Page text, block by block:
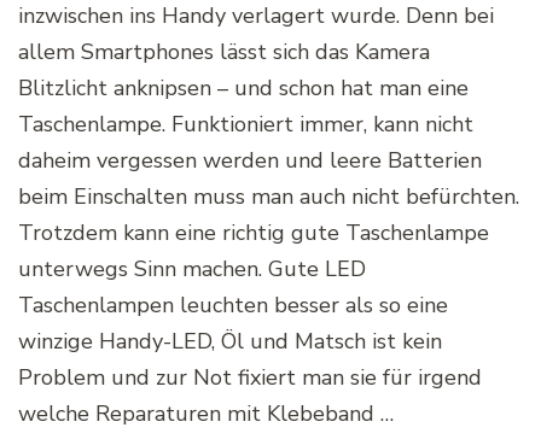
inzwischen ins Handy verlagert wurde. Denn bei
allem Smartphones lässt sich das Kamera
Blitzlicht anknipsen – und schon hat man eine
Taschenlampe. Funktioniert immer, kann nicht
daheim vergessen werden und leere Batterien
beim Einschalten muss man auch nicht befürchten.
Trotzdem kann eine richtig gute Taschenlampe
unterwegs Sinn machen. Gute LED
Taschenlampen leuchten besser als so eine
winzige Handy-LED, Öl und Matsch ist kein
Problem und zur Not fixiert man sie für irgend
welche Reparaturen mit Klebeband …